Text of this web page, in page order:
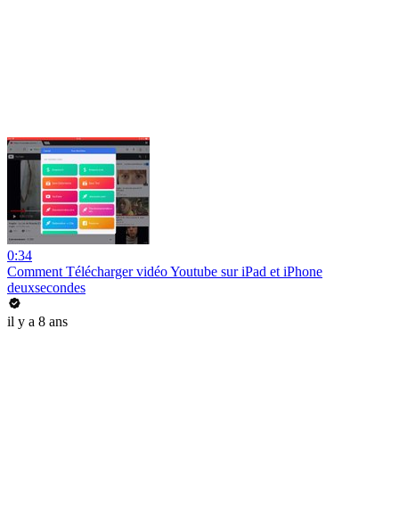
0:34
Comment Télécharger vidéo Youtube sur iPad et iPhone
deuxsecondes
il y a 8 ans